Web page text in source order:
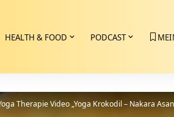
HEALTH & FOOD PODCAST
Therapie Video „Yoga Krokodil – Nakara